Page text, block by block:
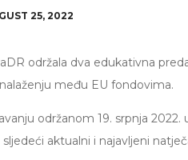
25, 2022
održala dva edukativna
među EU fondovima.
održanom 19. srpnja 2022.
aktualni i najavljeni